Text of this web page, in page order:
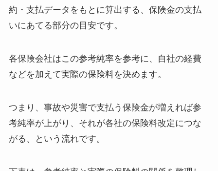
約・支払データをもとに算出する、保険金の支払
いにあてる部分の目安です。
各保険会社はこの参考純率を参考に、自社の経費
などを加えて実際の保険料を決めます。
つまり、事故や災害で支払う保険金が増えれば参
考純率が上がり、それが各社の保険料改定につな
がる、という流れです。